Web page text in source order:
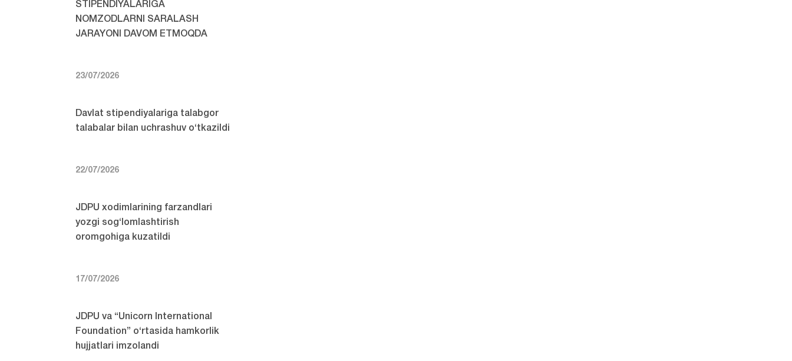
STIPENDIYALARIGA
NOMZODLARNI SARALASH
JARAYONI DAVOM ETMOQDA
23/07/2026
Davlat stipendiyalariga talabgor
talabalar bilan uchrashuv o‘tkazildi
22/07/2026
JDPU xodimlarining farzandlari
yozgi sog‘lomlashtirish
oromgohiga kuzatildi
17/07/2026
JDPU va “Unicorn International
Foundation” o‘rtasida hamkorlik
hujjatlari imzolandi